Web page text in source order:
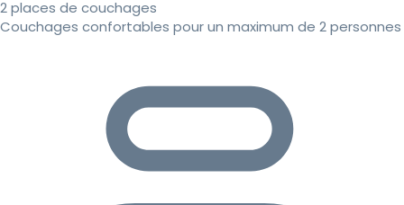
2 places de couchages
Couchages confortables pour un maximum de 2 personnes